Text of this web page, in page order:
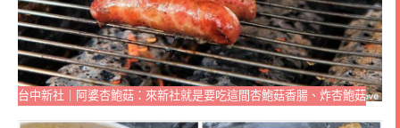
台中新社｜阿婆杏鮑菇：來新社就是要吃這間杏鮑菇香腸、炸杏鮑菇